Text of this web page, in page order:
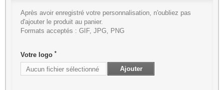
Après avoir enregistré votre personnalisation, n'oubliez pas
d'ajouter le produit au panier.
Formats acceptés : GIF, JPG, PNG
Votre logo *
Aucun fichier sélectionné Ajouter